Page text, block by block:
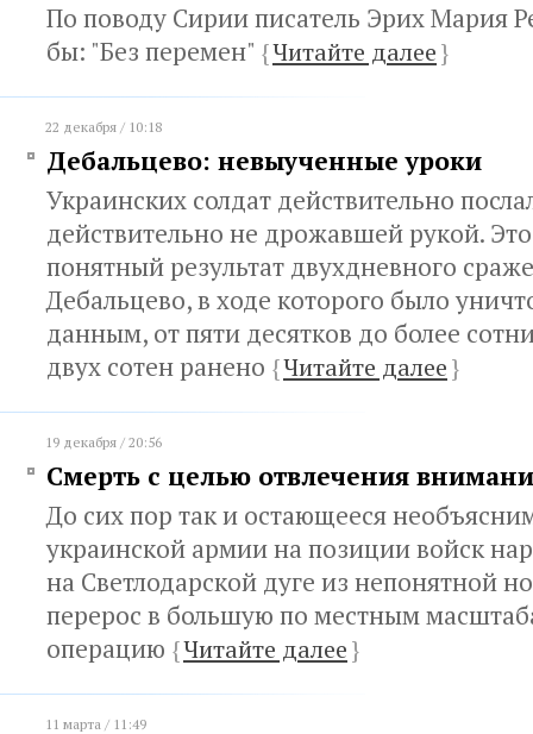
По поводу Сирии писатель Эрих Мария
бы: "Без перемен" {Читайте далее}
22 декабря / 10:18
Дебальцево: невыученные уроки
Украинских солдат действительно
действительно не дрожавшей рукой.
понятный результат двухдневного
Дебальцево, в ходе которого было
данным, от пяти десятков до более
двух сотен ранено {Читайте далее}
19 декабря / 20:56
Смерть с целью отвлечения
До сих пор так и остающееся
украинской армии на позиции войск
на Светлодарской дуге из непонятной
перерос в большую по местным
операцию {Читайте далее}
11 марта / 11:49